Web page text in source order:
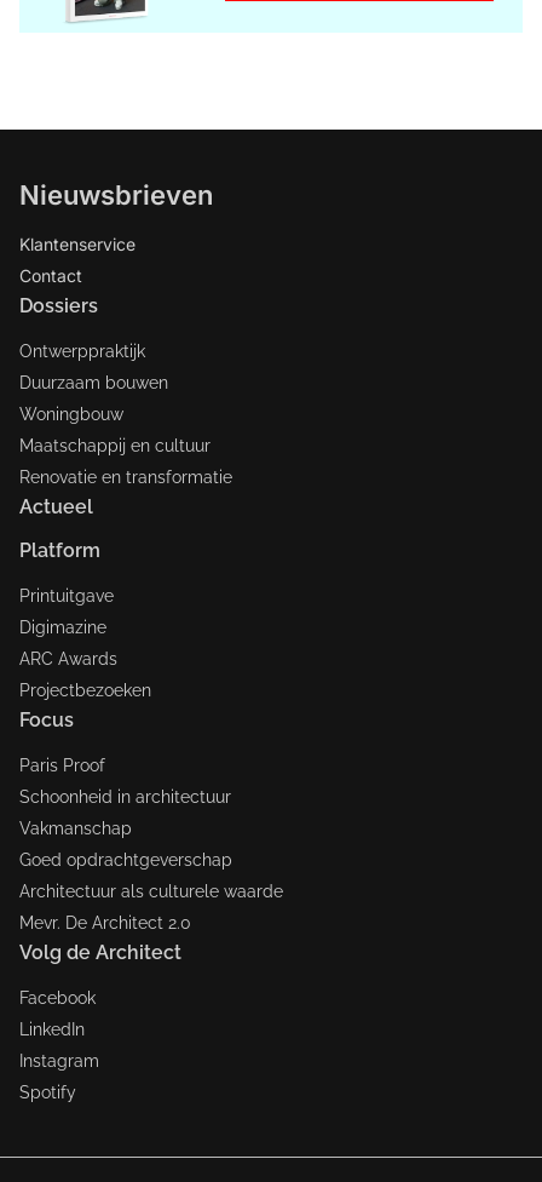
Nieuwsbrieven
Klantenservice
Contact
Dossiers
Ontwerppraktijk
Duurzaam bouwen
Woningbouw
Maatschappij en cultuur
Renovatie en transformatie
Actueel
Platform
Printuitgave
Digimazine
ARC Awards
Projectbezoeken
Focus
Paris Proof
Schoonheid in architectuur
Vakmanschap
Goed opdrachtgeverschap
Architectuur als culturele waarde
Mevr. De Architect 2.0
Volg de Architect
Facebook
LinkedIn
Instagram
Spotify